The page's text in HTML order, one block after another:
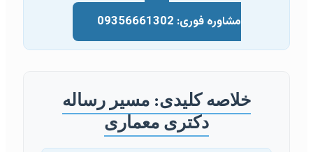
مشاوره فوری: 09356661302
خلاصه کلیدی: مسیر رساله
دکتری معماری